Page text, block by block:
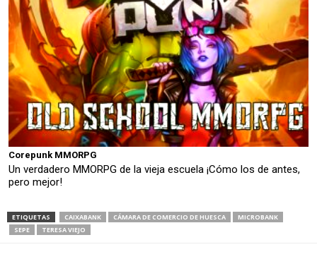
Corepunk MMORPG
Un verdadero MMORPG de la vieja escuela ¡Cómo los de antes,
pero mejor!
ETIQUETAS CAIXABANK CÁMARA DE COMERCIO DE HUESCA
MICROBANK
SEPE
TERESA VIEJO